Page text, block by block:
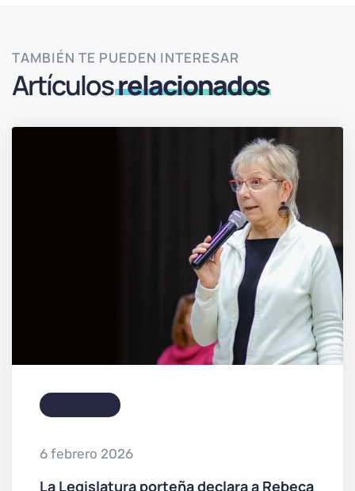
TAMBIÉN TE PUEDEN INTERESAR
Artículosrelacionados
6 febrero 2026
La Legislatura porteña declara a Rebeca